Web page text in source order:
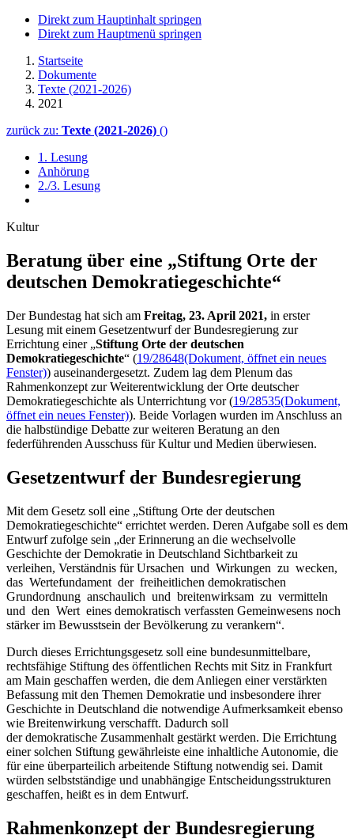
Direkt zum Hauptinhalt springen
Direkt zum Hauptmenü springen
Startseite
Dokumente
Texte (2021-2026)
2021
zurück zu: Texte (2021-2026) ()
1. Lesung
Anhörung
2./3. Lesung
Kultur
Beratung über eine „Stif­tung Orte der
deutschen Demokratie­geschichte“
Der Bundestag hat sich am Freitag, 23. April 2021, in erster
Lesung mit einem Gesetzentwurf der Bundesregierung zur
Errichtung einer „Stiftung Orte der deutschen
Demokratiegeschichte“ (19/28648(Dokument, öffnet ein neues
Fenster)) auseinandergesetzt. Zudem lag dem Plenum das
Rahmenkonzept zur Weiterentwicklung der Orte deutscher
Demokratiegeschichte als Unterrichtung vor (19/28535(Dokument,
öffnet ein neues Fenster)). Beide Vorlagen wurden im Anschluss an
die halbstündige Debatte zur weiteren Beratung an den
federführenden Ausschuss für Kultur und Medien überwiesen.
Gesetzentwurf der Bundesregierung
Mit dem Gesetz soll eine „Stiftung Orte der deutschen
Demokratiegeschichte“ errichtet werden. Deren Aufgabe soll es dem
Entwurf zufolge sein „der Erinnerung an die wechselvolle
Geschichte der Demokratie in Deutschland Sichtbarkeit zu
verleihen, Verständnis für Ursachen und Wirkungen zu wecken,
das Wertefundament der freiheitlichen demokratischen
Grundordnung anschaulich und breitenwirksam zu vermitteln
und den Wert eines demokratisch verfassten Gemeinwesens noch
stärker im Bewusstsein der Bevölkerung zu verankern“.
Durch dieses Errichtungsgesetz soll eine bundesunmittelbare,
rechtsfähige Stiftung des öffentlichen Rechts mit Sitz in Frankfurt
am Main geschaffen werden, die dem Anliegen einer verstärkten
Befassung mit den Themen Demokratie und insbesondere ihrer
Geschichte in Deutschland die notwendige Aufmerksamkeit ebenso
wie Breitenwirkung verschafft. Dadurch soll
der demokratische Zusammenhalt gestärkt werden. Die Errichtung
einer solchen Stiftung gewährleiste eine inhaltliche Autonomie, die
für eine überparteilich arbeitende Stiftung notwendig sei. Damit
würden selbstständige und unabhängige Entscheidungsstrukturen
geschaffen, heißt es in dem Entwurf.
Rahmenkonzept der Bundesregierung